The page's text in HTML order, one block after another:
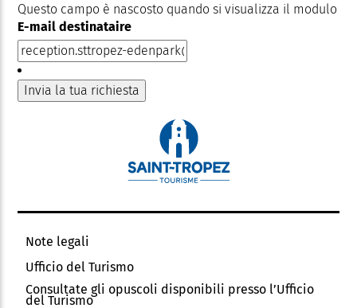
Questo campo è nascosto quando si visualizza il modulo
E-mail destinataire
Note legali
Ufficio del Turismo
Consultate gli opuscoli disponibili presso l’Ufficio
del Turismo